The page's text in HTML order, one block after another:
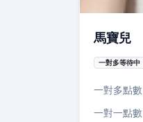
馬寶兒
一對多等待中
一對多點數
一對一點數